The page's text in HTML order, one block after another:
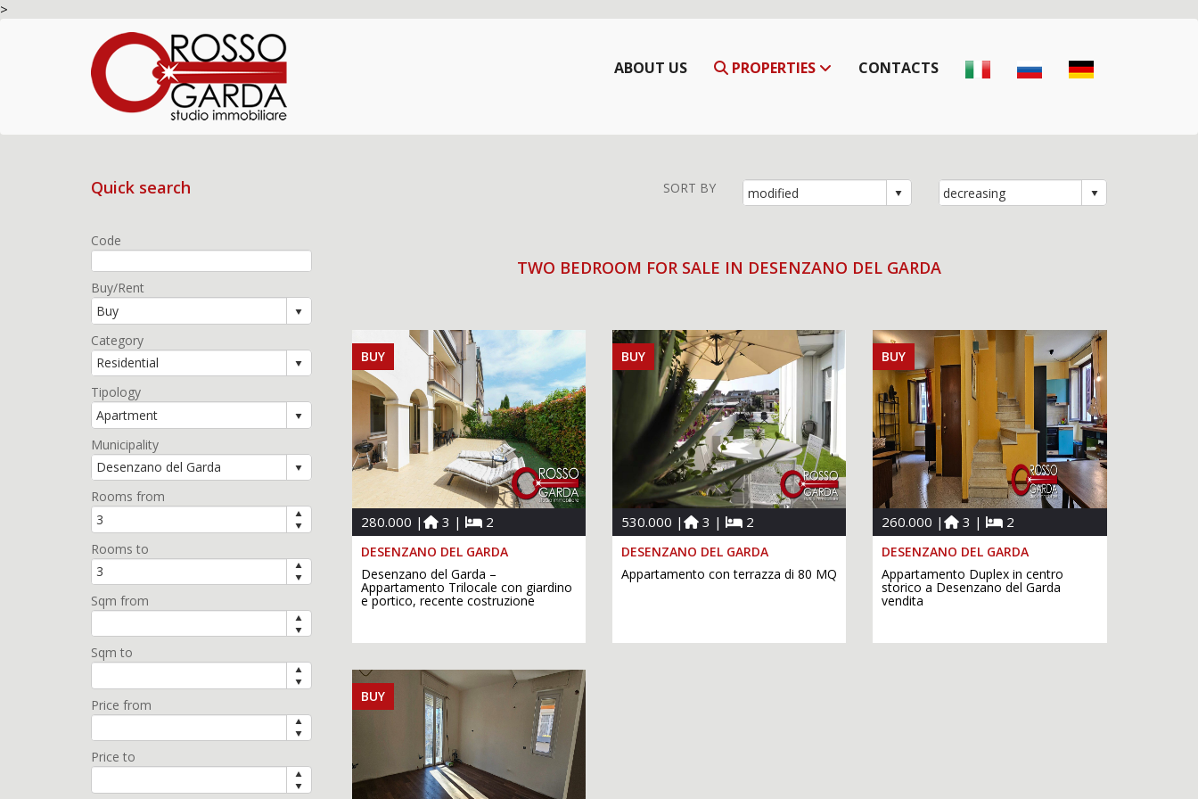
>
ABOUT US PROPERTIES CONTACTS
SORT BY
TWO BEDROOM FOR SALE IN DESENZANO DEL GARDA
BUY
280.000 | 3 | 2
DESENZANO DEL GARDA
Desenzano del Garda –
Appartamento Trilocale con giardino
e portico, recente costruzione
BUY
530.000 | 3 | 2
DESENZANO DEL GARDA
Appartamento con terrazza di 80 MQ
BUY
260.000 | 3 | 2
DESENZANO DEL GARDA
Appartamento Duplex in centro
storico a Desenzano del Garda
vendita
BUY
Quick search
Code
Buy/Rent
Category
Tipology
Municipality
Rooms from
Rooms to
Sqm from
Sqm to
Price from
Price to